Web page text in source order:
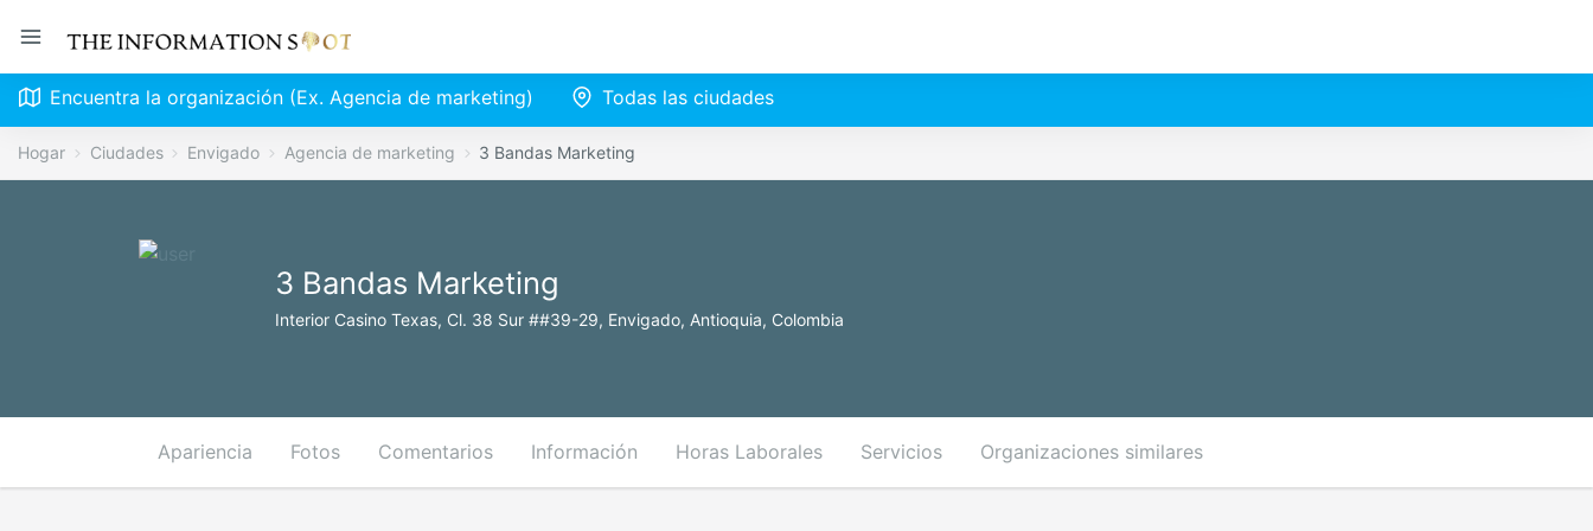
Encuentra la organización (Ex. Agencia de marketing) Todas las ciudades
Hogar Ciudades Envigado Agencia de marketing 3 Bandas Marketing
3 Bandas Marketing
Interior Casino Texas, Cl. 38 Sur ##39-29, Envigado, Antioquia, Colombia
Apariencia Fotos Comentarios Información Horas Laborales Servicios Organizaciones similares